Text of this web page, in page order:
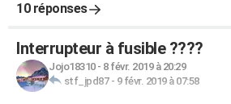
10 réponses
Interrupteur à fusible ????
Jojo18310- 8 févr. 2019 à 20:29
stf_jpd87- 9 févr. 2019 à 07:58